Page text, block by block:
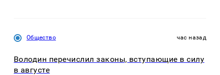
Общество час назад
Володин перечислил законы, вступающие в силу
в августе